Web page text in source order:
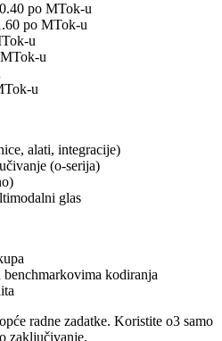
po MTok-u
po MTok-u
u
u
u
alati, integracije)
(o-serija)
glas
benchmarkovima kodiranja
radne zadatke. Koristite o3 samo
zaključivanje.